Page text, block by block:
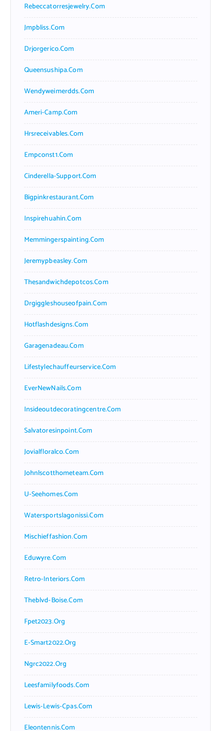
Rebeccatorresjewelry.com
Jmpbliss.com
Drjorgerico.com
Queensushipa.com
Wendyweimerdds.com
Ameri-Camp.com
Hrsreceivables.com
Empconst1.com
Cinderella-Support.com
Bigpinkrestaurant.com
Inspirehuahin.com
Memmingerspainting.com
Jeremypbeasley.com
Thesandwichdepotcos.com
Drgiggleshouseofpain.com
Hotflashdesigns.com
Garagenadeau.com
Lifestylechauffeurservice.com
EverNewNails.com
Insideoutdecoratingcentre.com
Salvatoresinpoint.com
Jovialfloralco.com
Johnlscotthometeam.com
U-Seehomes.com
Watersportslagonissi.com
Mischieffashion.com
Eduwyre.com
Retro-Interiors.com
Theblvd-Boise.com
Fpet2023.org
E-Smart2022.org
Ngrc2022.org
Leesfamilyfoods.com
Lewis-Lewis-Cpas.com
Eleontennis.com